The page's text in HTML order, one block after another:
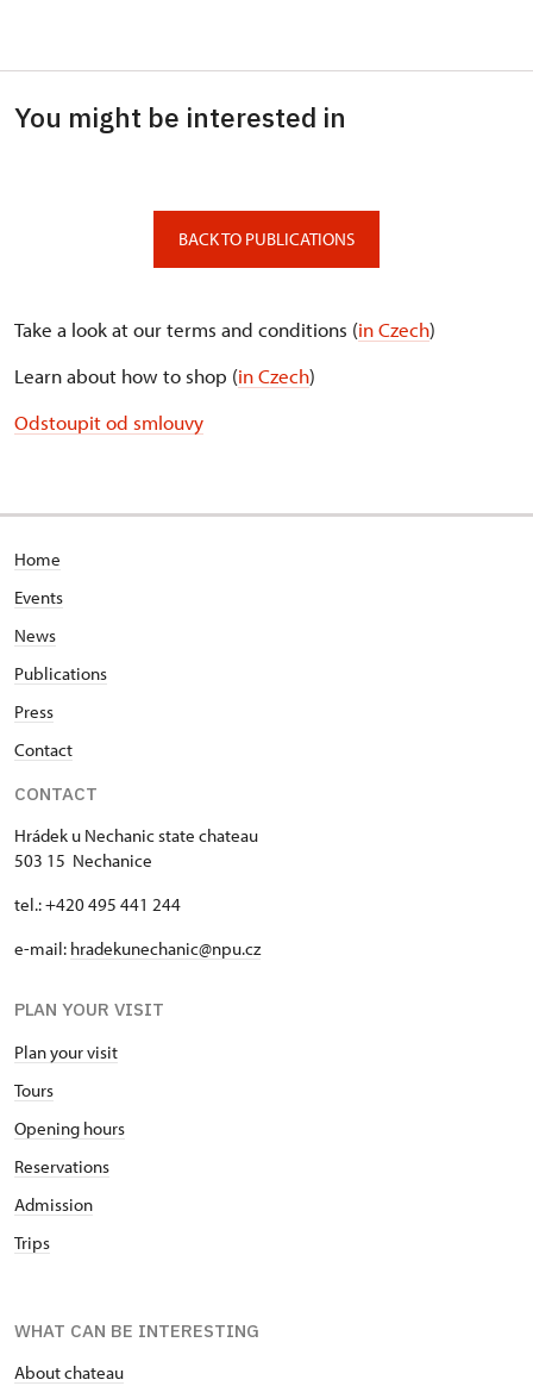
You might be interested in
BACK TO PUBLICATIONS
Take a look at our terms and conditions (in Czech)
Learn about how to shop (in Czech)
Odstoupit od smlouvy
Home
Events
News
Publications
Press
Contact
CONTACT
Hrádek u Nechanic state chateau
503 15 Nechanice
tel.: +420 495 441 244
e-mail: hradekunechanic@npu.cz
PLAN YOUR VISIT
Plan your visit
Tours
Opening hours
Reservations
Admission
Trips
WHAT CAN BE INTERESTING
About chateau